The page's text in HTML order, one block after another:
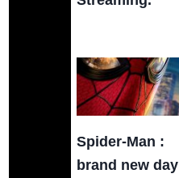
Spider-Man :
brand new day